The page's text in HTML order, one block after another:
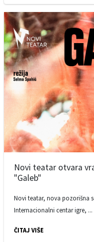
Novi teatar otvara
"Galeb"
Novi teatar, nova pozorišna
Internacionalni centar igre, ...
ČITAJ VIŠE